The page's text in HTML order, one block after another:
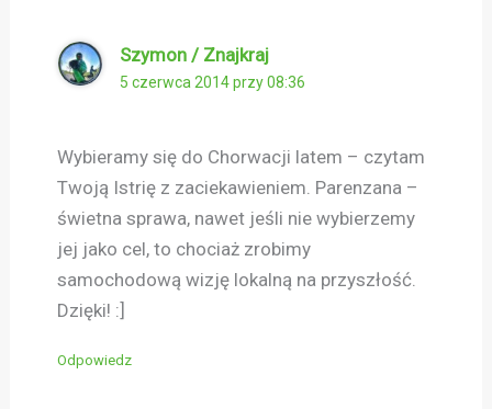
Szymon / Znajkraj
5 czerwca 2014 przy 08:36
Wybieramy się do Chorwacji latem – czytam
Twoją Istrię z zaciekawieniem. Parenzana –
świetna sprawa, nawet jeśli nie wybierzemy
jej jako cel, to chociaż zrobimy
samochodową wizję lokalną na przyszłość.
Dzięki! :]
Odpowiedz